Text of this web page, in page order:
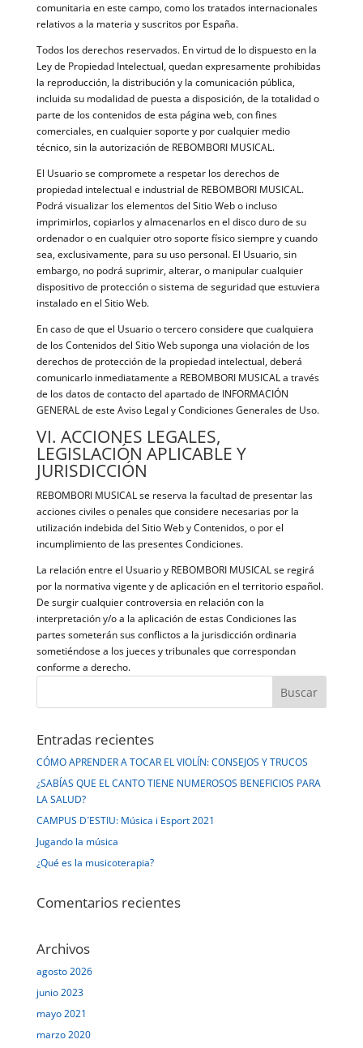
comunitaria en este campo, como los tratados internacionales
relativos a la materia y suscritos por España.
Todos los derechos reservados. En virtud de lo dispuesto en la
Ley de Propiedad Intelectual, quedan expresamente prohibidas
la reproducción, la distribución y la comunicación pública,
incluida su modalidad de puesta a disposición, de la totalidad o
parte de los contenidos de esta página web, con fines
comerciales, en cualquier soporte y por cualquier medio
técnico, sin la autorización de REBOMBORI MUSICAL.
El Usuario se compromete a respetar los derechos de
propiedad intelectual e industrial de REBOMBORI MUSICAL.
Podrá visualizar los elementos del Sitio Web o incluso
imprimirlos, copiarlos y almacenarlos en el disco duro de su
ordenador o en cualquier otro soporte físico siempre y cuando
sea, exclusivamente, para su uso personal. El Usuario, sin
embargo, no podrá suprimir, alterar, o manipular cualquier
dispositivo de protección o sistema de seguridad que estuviera
instalado en el Sitio Web.
En caso de que el Usuario o tercero considere que cualquiera
de los Contenidos del Sitio Web suponga una violación de los
derechos de protección de la propiedad intelectual, deberá
comunicarlo inmediatamente a REBOMBORI MUSICAL a través
de los datos de contacto del apartado de INFORMACIÓN
GENERAL de este Aviso Legal y Condiciones Generales de Uso.
VI. ACCIONES LEGALES,
LEGISLACIÓN APLICABLE Y
JURISDICCIÓN
REBOMBORI MUSICAL se reserva la facultad de presentar las
acciones civiles o penales que considere necesarias por la
utilización indebida del Sitio Web y Contenidos, o por el
incumplimiento de las presentes Condiciones.
La relación entre el Usuario y REBOMBORI MUSICAL se regirá
por la normativa vigente y de aplicación en el territorio español.
De surgir cualquier controversia en relación con la
interpretación y/o a la aplicación de estas Condiciones las
partes someterán sus conflictos a la jurisdicción ordinaria
sometiéndose a los jueces y tribunales que correspondan
conforme a derecho.
Entradas recientes
CÓMO APRENDER A TOCAR EL VIOLÍN: CONSEJOS Y TRUCOS
¿SABÍAS QUE EL CANTO TIENE NUMEROSOS BENEFICIOS PARA
LA SALUD?
CAMPUS D´ESTIU: Música i Esport 2021
Jugando la música
¿Qué es la musicoterapia?
Comentarios recientes
Archivos
agosto 2026
junio 2023
mayo 2021
marzo 2020